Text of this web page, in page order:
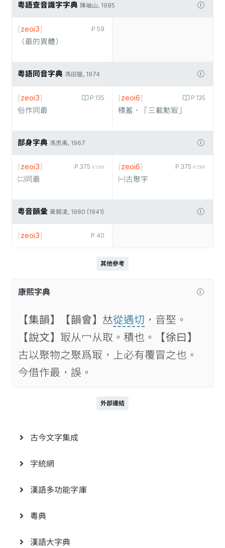
粵語查音識字字典 陳岫山, 1985
P.59
[zeoi3]
（最的異體）
粵語同音字典 馮田獵, 1974
P.135
[zeoi3]
俗作同最
P.135
[zeoi6]
積蓄，「三載勳冣」
部身字典 馮思禹, 1967
P.375 #3500
[zeoi3]
㈡同最
P.375 #3500
[zeoi6]
㈠古聚字
粵音韻彙 黃錫凌, 1980 (1941)
P.40
[zeoi3]
其他參考
康熙字典
【集韻】 【韻會】 𠀤從遇切 ，音埾。
【說文】 冣从冖从取。積也。
【徐曰】
古以聚物之聚爲冣，上必有覆冒之也。
今借作最，誤。
外部連結
古今文字集成
字統網
漢語多功能字庫
粵典
漢語大字典